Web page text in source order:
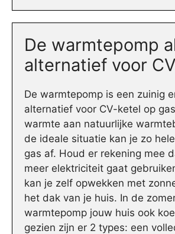
De warmtepomp
alternatief voor
De warmtepomp is een zuinig
alternatief voor CV-ketel op
warmte aan natuurlijke
de ideale situatie kan je zo
gas af. Houd er rekening mee
meer elektriciteit gaat
kan je zelf opwekken met
het dak van je huis. In de
warmtepomp jouw huis ook
gezien zijn er 2 types: een